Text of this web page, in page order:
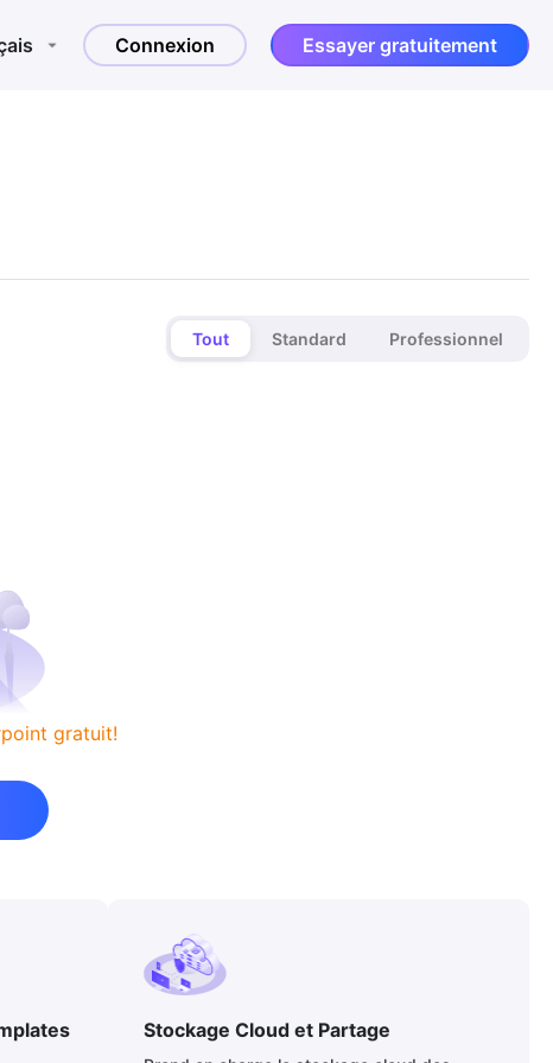
Connexion Essayer gratuitement
Tout Standard Professionnel
gratuit!
Stockage Cloud et Partage